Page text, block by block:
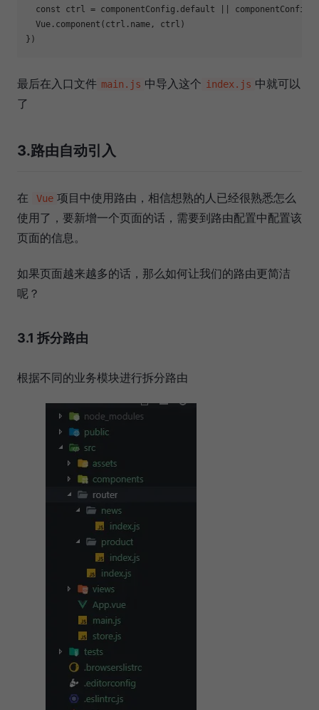
const ctrl = componentConfig.default || componentConfig
  Vue.component(ctrl.name, ctrl)
最后在入口文件 main.js 中导入这个 index.js 中就可以
了
3.路由自动引入
在 Vue 项目中使用路由，相信想熟的人已经很熟悉怎么
使用了，要新增一个页面的话，需要到路由配置中配置该
页面的信息。
如果页面越来越多的话，那么如何让我们的路由更简洁
呢？
3.1 拆分路由
根据不同的业务模块进行拆分路由